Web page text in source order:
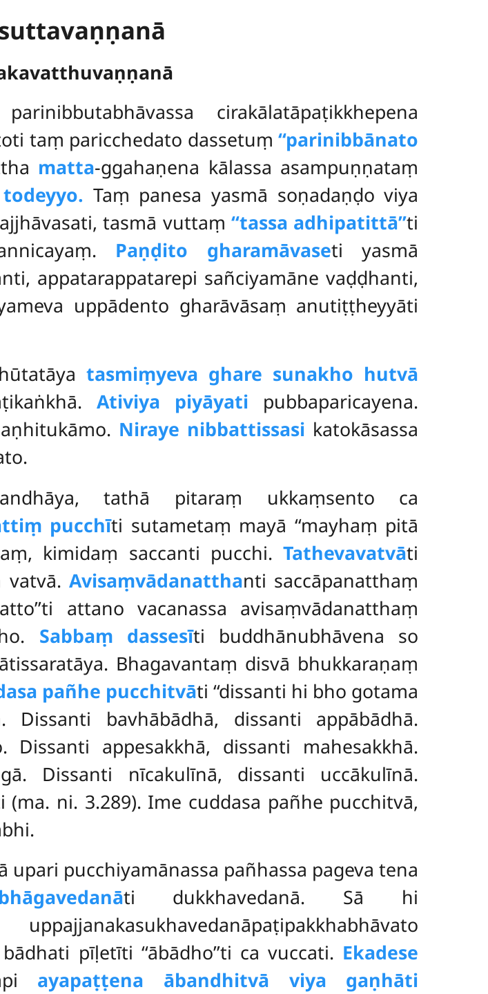
cirakālatāpaṭikkhepena
taṃ paricchedato dassetuṃ‘‘parinibbānato
matta-ggahaṇena kālassa asampuṇṇataṃ
todeyyo. Taṃ panesa yasmā soṇadaṇḍo viya
tasmā vuttaṃ ‘‘tassa adhipatittā’’ti
Paṇḍito gharamāvaseti yasmā
appatarappatarepi sañciyamāne vaḍḍhanti,
uppādento gharāvāsaṃ anutiṭṭheyyāti
tasmiṃyeva ghare sunakho hutvā
Ativiya piyāyati pubbaparicayena.
Niraye nibbattissasi katokāsassa
tathā pitaraṃ ukkaṃsento ca
pucchīti sutametaṃ mayā ‘‘mayhaṃ pitā
kimidaṃ saccanti pucchi.Tathevavatvāti
vatvā. Avisaṃvādanatthanti saccāpanatthaṃ
attano vacanassa avisaṃvādanatthaṃ
Sabbaṃ dassesīti buddhānubhāvena so
Bhagavantaṃ disvā bhukkaraṇaṃ
pañhe pucchitvāti ‘‘dissanti hi bho gotama
Dissanti bavhābādhā, dissanti appābādhā.
appesakkhā, dissanti mahesakkhā.
Dissanti nīcakulīnā, dissanti uccākulīnā.
(ma. ni. 3.289). Ime cuddasa pañhe pucchitvā,
upari pucchiyamānassa pañhassa pageva tena
ti dukkhavedanā. Sā hi
pīḷetīti ‘‘ābādho’’ti ca vuccati. Ekadese
ayapaṭṭena ābandhitvā viya gaṇhāti